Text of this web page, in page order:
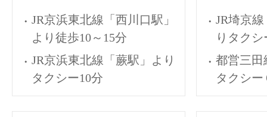
JR京浜東北線「西川口駅」
より徒歩10～15分
JR京浜東北線「蕨駅」より
タクシー10分
JR埼京
りタク
都営三田
タクシ